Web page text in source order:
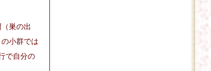
巣の出
小群では
で自分の